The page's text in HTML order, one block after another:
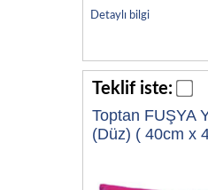
Detaylı bilgi
Teklif iste:
Toptan FUŞYA
(Düz) ( 40cm x